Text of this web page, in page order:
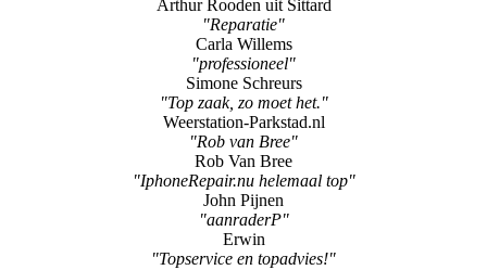
Arthur Rooden uit Sittard
"Reparatie"
Carla Willems
"professioneel"
Simone Schreurs
"Top zaak, zo moet het."
Weerstation-Parkstad.nl
"Rob van Bree"
Rob Van Bree
"IphoneRepair.nu helemaal top"
John Pijnen
"aanraderP"
Erwin
"Topservice en topadvies!"